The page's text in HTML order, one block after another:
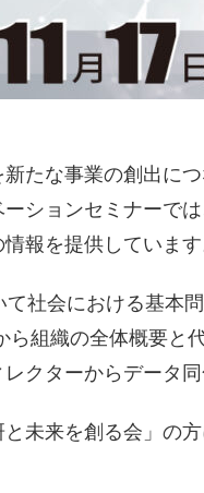
たな事業の創出に
ションセミナーで
報を提供しています
社会における基本
組織の全体概要
クターからデータ
未来を創る会」の